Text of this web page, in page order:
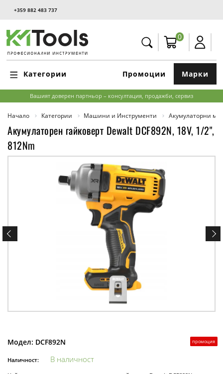
+359 882 483 737
0
Категории Марки
Промоции
Вашият доверен партньор – консултация, продажби, сервиз
Начало Категории Машини и Инструменти Акумулаторни
Акумулаторен гайковерт Dewalt DCF892N, 18V, 1/2",
812Nm
промоция
Модел: DCF892N
Наличност: В наличност